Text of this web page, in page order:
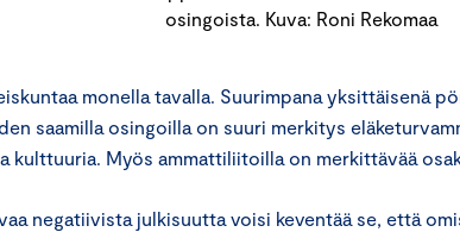
osingoista. Kuva: Roni Rekomaa
monella tavalla. Suurimpana yksittäisenä
saamilla osingoilla on suuri merkitys
kulttuuria. Myös ammattiliitoilla on merkittävää
negatiivista julkisuutta voisi keventää se, että